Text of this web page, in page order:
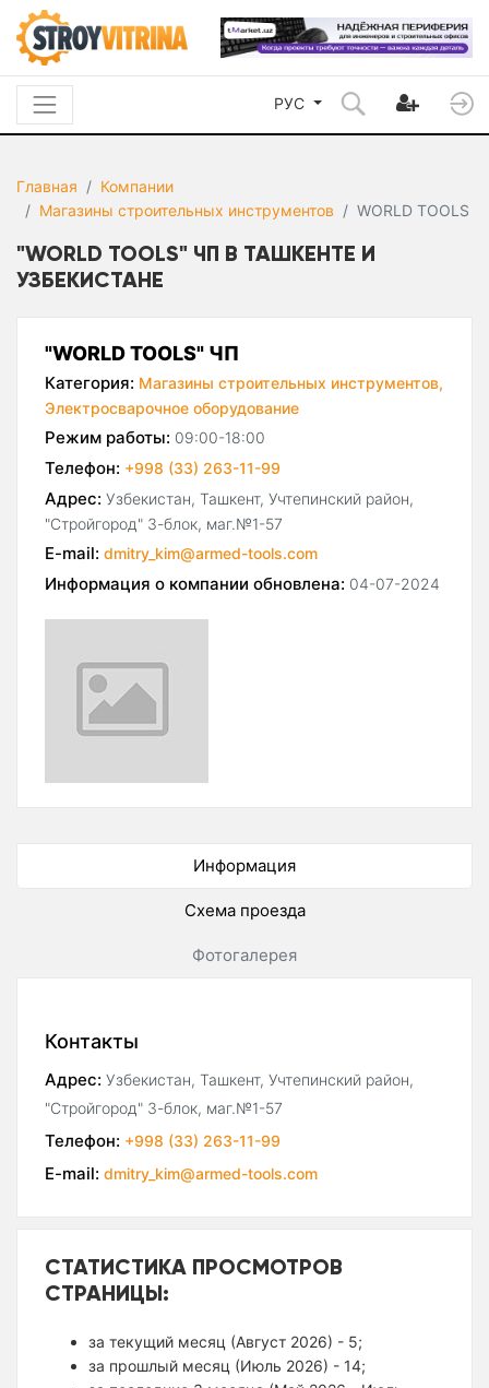
РУС
Главная
Компании
Магазины строительных инструментов
WORLD TOOLS
"WORLD TOOLS" ЧП В ТАШКЕНТЕ И
УЗБЕКИСТАНЕ
"WORLD TOOLS" ЧП
Категория: Магазины строительных инструментов,
Электросварочное оборудование
Режим работы: 09:00-18:00
Телефон: +998 (33) 263-11-99
Адрес: Узбекистан, Ташкент, Учтепинский район,
"Стройгород" 3-блок, маг.№1-57
E-mail: dmitry_kim@armed-tools.com
Информация о компании обновлена: 04-07-2024
Информация
Схема проезда
Фотогалерея
Контакты
Адрес: Узбекистан, Ташкент, Учтепинский район,
"Стройгород" 3-блок, маг.№1-57
Телефон: +998 (33) 263-11-99
E-mail: dmitry_kim@armed-tools.com
СТАТИСТИКА ПРОСМОТРОВ
СТРАНИЦЫ:
за текущий месяц (Август 2026) - 5;
за прошлый месяц (Июль 2026) - 14;